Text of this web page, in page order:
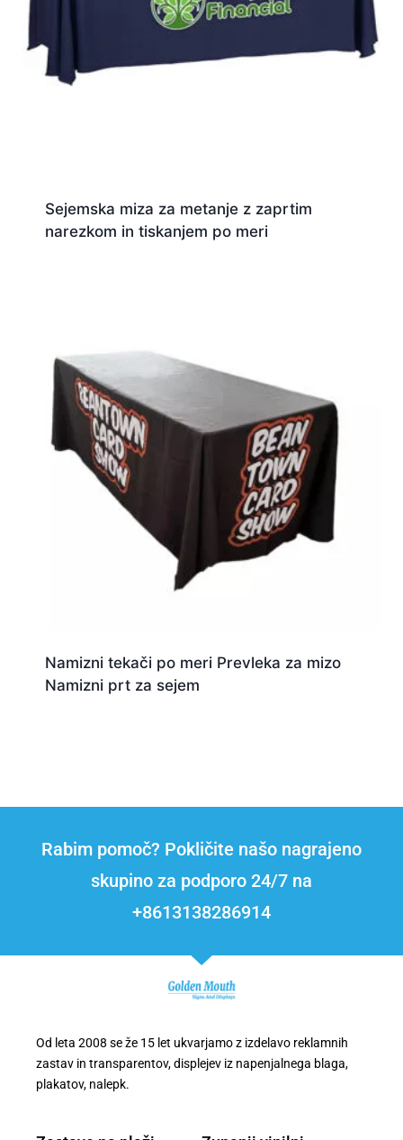
Sejemska miza za metanje z zaprtim
narezkom in tiskanjem po meri
Namizni tekači po meri Prevleka za mizo
Namizni prt za sejem
Rabim pomoč? Pokličite našo nagrajeno
skupino za podporo 24/7 na
+8613138286914
Od leta 2008 se že 15 let ukvarjamo z izdelavo reklamnih
zastav in transparentov, displejev iz napenjalnega blaga,
plakatov, nalepk.